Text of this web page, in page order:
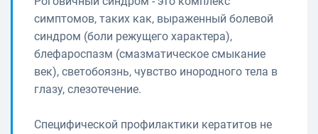
симптомов, таких как, выраженный болевой
синдром (боли режущего характера),
блефароспазм (смазматическое смыкание
век), светобоязнь, чувство инородного тела в
глазу, слезотечение.
Специфической профилактики кератитов не